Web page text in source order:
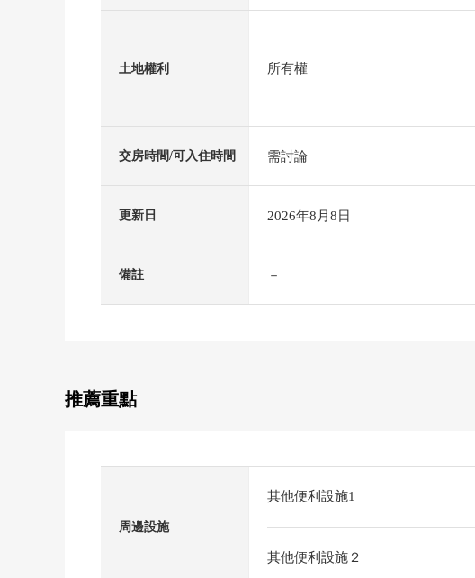
土地權利 所有權
交房時間/可入住時間 需討論
更新日 2026年8月8日
備註 －
推薦重點
周邊設施
其他便利設施1
其他便利設施２